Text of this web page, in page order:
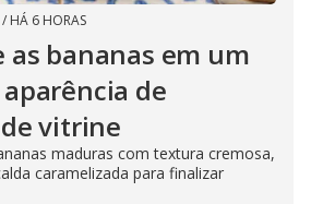
/ HÁ 6 HORAS
bananas em um
de
vitrine
maduras com textura cremosa,
caramelizada para finalizar